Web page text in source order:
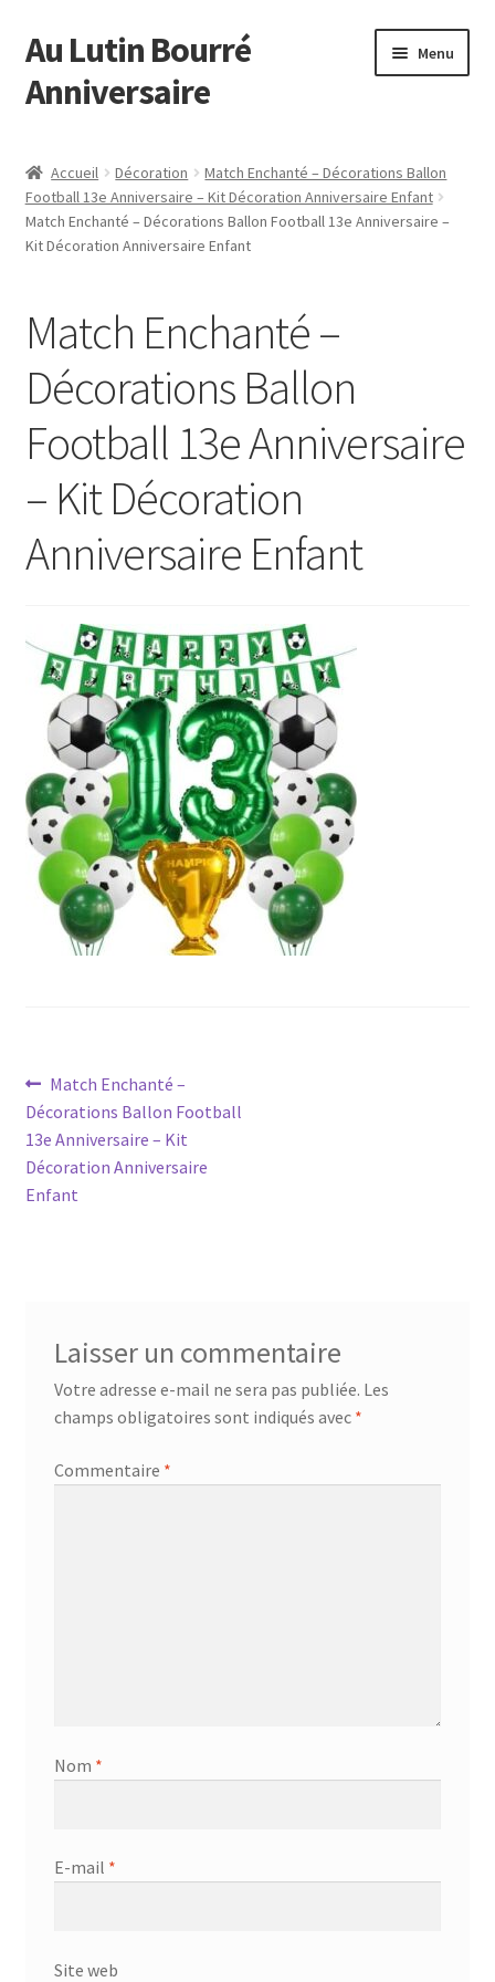
Aller
à
la
Aller
au
contenu
Au Lutin Bourré
Anniversaire
Menu
Astuces et Conseils
Boutique
Commande
Mon compte
Page d’exemple
Panier
Accueil Décoration
Match Enchanté – Décorations Ballon
Football 13e Anniversaire – Kit Décoration Anniversaire Enfant
Match Enchanté – Décorations Ballon Football 13e Anniversaire –
Kit Décoration Anniversaire Enfant
Match Enchanté –
Décorations Ballon
Football 13e Anniversaire
– Kit Décoration
Anniversaire Enfant
Navigation
de
l’article
Article
précédent :
Match Enchanté –
Décorations Ballon Football
13e Anniversaire – Kit
Décoration Anniversaire
Enfant
Laisser un commentaire
Votre adresse e-mail ne sera pas publiée. Les
champs obligatoires sont indiqués avec *
Commentaire *
Nom *
E-mail *
Site web